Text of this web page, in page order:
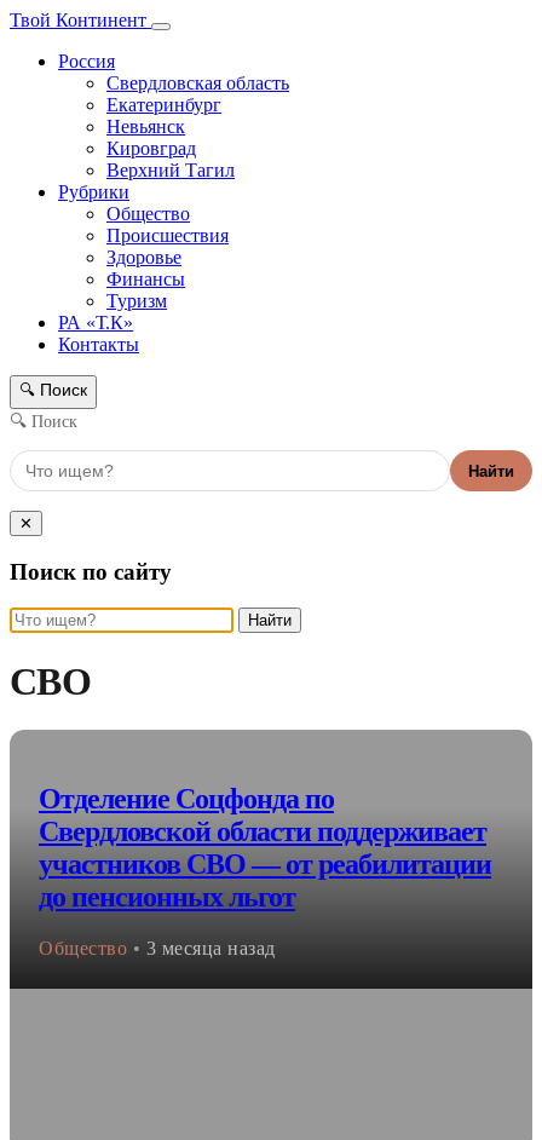
Твой Континент
Россия
Свердловская область
Екатеринбург
Невьянск
Кировград
Верхний Тагил
Рубрики
Общество
Происшествия
Здоровье
Финансы
Туризм
РА «Т.К»
Контакты
🔍 Поиск
🔍 Поиск
Найти
✕
Поиск по сайту
Найти
СВО
Отделение Соцфонда по
Свердловской области поддерживает
участников СВО — от реабилитации
до пенсионных льгот
Общество • 3 месяца назад